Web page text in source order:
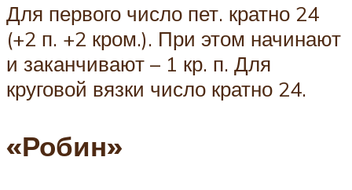
Для первого число пет. кратно 24
(+2 п. +2 кром.). При этом начинают
и заканчивают – 1 кр. п. Для
круговой вязки число кратно 24.
«Робин»